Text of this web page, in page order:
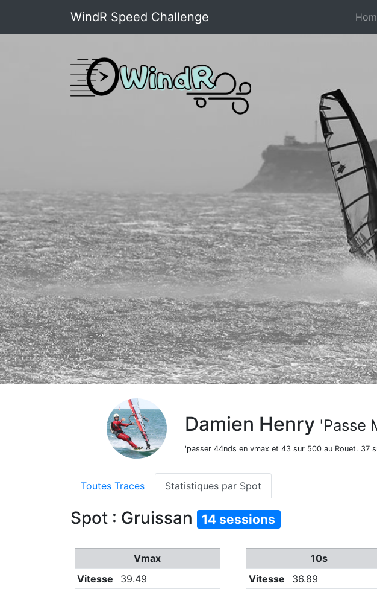
WindR Speed Challenge
Damien Henry 'Passe
'passer 44nds en vmax et 43 sur 500 au Rouet.
Toutes Traces Statistiques par Spot
Spot : Gruissan 14 sessions
Vmax
Vitesse
39.49
10s
Vitesse
36.89